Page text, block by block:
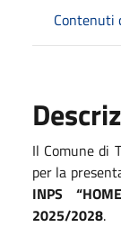
Contenuti
Il Comune di
per la
INPS
2025/2028.